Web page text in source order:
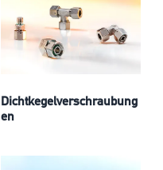
Dichtkegelverschraubung
en